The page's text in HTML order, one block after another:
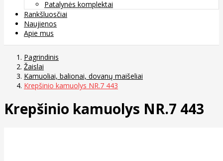
Patalynės komplektai
Rankšluosčiai
Naujienos
Apie mus
Pagrindinis
Žaislai
Kamuoliai, balionai, dovanų maišeliai
Krepšinio kamuolys NR.7 443
Krepšinio kamuolys NR.7 443